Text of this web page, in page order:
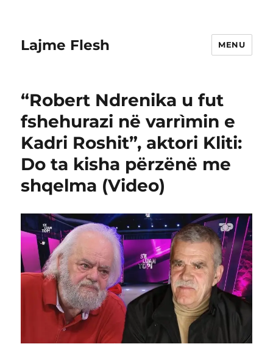
Lajme Flesh MENU
“Robert Ndrenika u fut
fshehurazi në varrìmin e
Kadri Roshit”, aktori Kliti:
Do ta kisha përzënë me
shqelma (Video)